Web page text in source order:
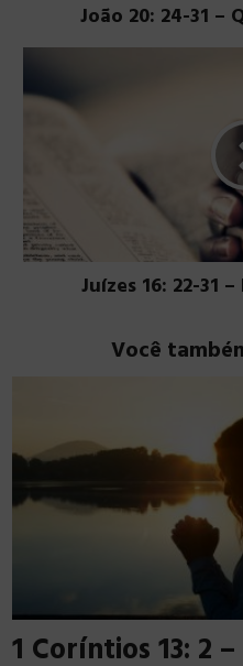
João 20: 24-31 –
Juízes 16: 22-31
Você
1 Coríntios 13: 2